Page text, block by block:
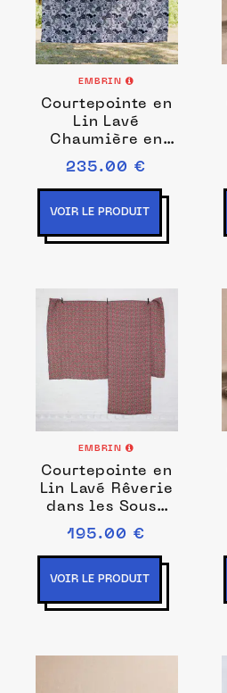
EMBRIN
Courtepointe en
Lin Lavé
Chaumière en
Bord de Rivière
235.00 €
VOIR LE PRODUIT
EMBRIN
Courtepointe en
Lin Lavé Rêverie
dans les Sous-
Bois
195.00 €
VOIR LE PRODUIT